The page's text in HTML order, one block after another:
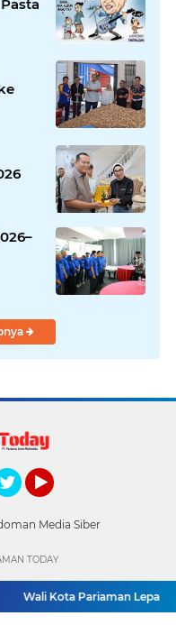
Media Siber
Wali Kota Pariaman Lepas
TODAY